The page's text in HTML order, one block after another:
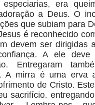
especiarias, era
a Deus. O
que subiam para
é reconhecido
devem ser dirigidas
A ele deve
Entregaram
A mirra é uma erva
de Cristo.
sacrifício,